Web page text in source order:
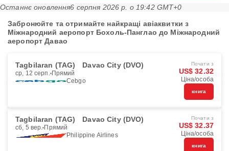
Останнє оновлення6 серпня 2026 р. о 19:42 GMT+0
Забронюйте та отримайте найкращі авіаквитки з
Міжнародний аеропорт Бохоль-Панглао до Міжнародний
аеропорт Давао
Tagbilaran (TAG) Davao City (DVO)
ср, 12 серп. Прямий
Cebgo
Почати з
US$ 32.32
Ціна/особа
книга
Tagbilaran (TAG) Davao City (DVO)
сб, 5 вер. Прямий
Philippine Airlines
Почати з
US$ 32.37
Ціна/особа
книга